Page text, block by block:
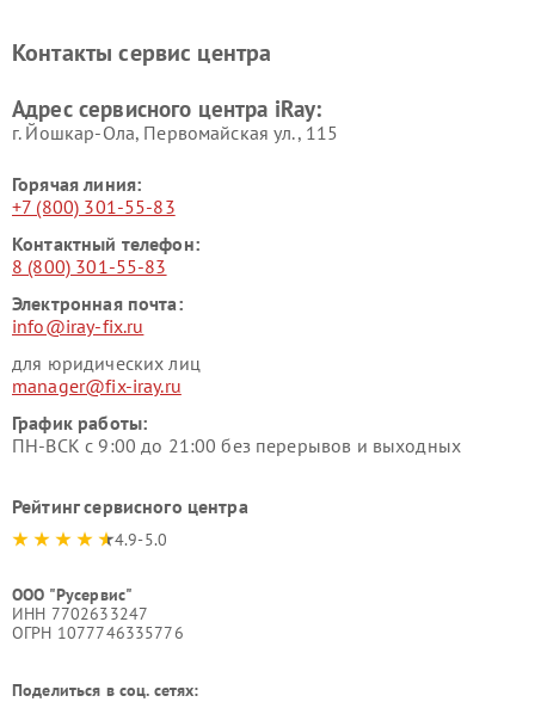
Контакты сервис центра
Адрес сервисного центра iRay:
г. Йошкар-Ола, Первомайская ул., 115
Горячая линия:
+7 (800) 301-55-83
Контактный телефон:
8 (800) 301-55-83
Электронная почта:
info@iray-fix.ru
для юридических лиц
manager@fix-iray.ru
График работы:
ПН-ВСК с 9:00 до 21:00 без перерывов и выходных
Рейтинг сервисного центра
4.9-5.0
ООО "Русервис"
ИНН 7702633247
ОГРН 1077746335776
Поделиться в соц. сетях: